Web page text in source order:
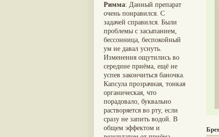
Дханвантарам 101(3)
Дханвантарам тайлам(3)
Кайлаш дживан(3)
Кальянака гритам(3)
Кримикутхар рас(3)
Кунжутное масло(3)
Кутаджа(3)
Кширабала(3)
Лив 52(3)
more...
Патола (17)
Холарена - Кутаджа (17)
Шионака(17)
Аджван/Ажгон(16)
Акация катеху(16)
Кальций(16)
Укроп пахучий(16)
Дашамула(15)
Лодхра(14)
Моринга(14)
Перец кубеба (14)
Сахарный тростник(14)
Бхунимба/Андрографис
метельчатый(13)
Гвоздика(13)
Римма: Данный препарат
очень понравился. С
задачей справился. Были
проблемы с засыпанием,
бессонница, беспокойный
ум не давал уснуть.
Изменения ощутились во
середине приёма, ещё не
успев закончиться баночка.
Капсула прозрачная, тонкая
органическая, что
порадовало, буквально
растворяется во рту, если
сразу не запить водой. В
общем эффектом и